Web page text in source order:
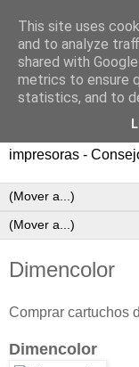
impresoras -
Dimencolor
Comprar cartuchos
Dimencolor
This site uses
and to analyze
shared with
metrics to ensure
statistics, and to